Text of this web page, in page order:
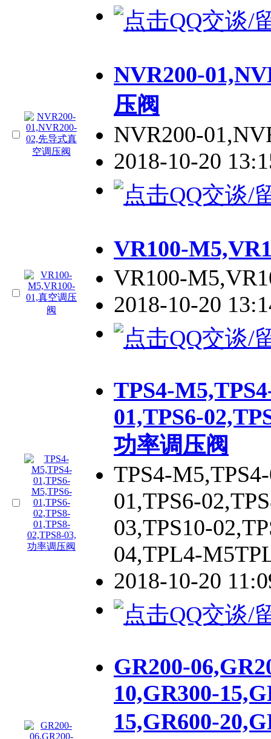
NVR200-
压阀
NVR200-
2018-10-20
VR100-
VR100-
2018-10-20
TPS4-
01,TPS6-
功率调压阀
TPS4-
01,TPS6-
03,TPS10-
04,TPL4-
2018-10-20
GR200-
10,GR300-
15,GR600-